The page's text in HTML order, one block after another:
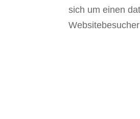
sich um einen